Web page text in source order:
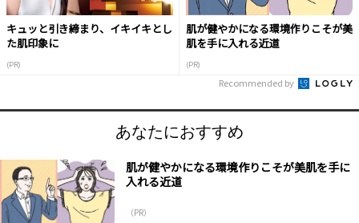
キュッと引き締まり、イキイキとし
た肌印象に
(PR)
肌が健やかになる環境作りこそが美
肌を手に入れる近道
(PR)
Recommended by
あなたにおすすめ
肌が健やかになる環境作りこそが美肌を手に
入れる近道
（PR）